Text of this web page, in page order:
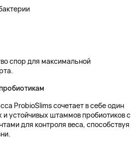
спор для максимальной
ProbioSlims сочетает в себе один
устойчивых штаммов пробиотиков с
для контроля веса, способствуя